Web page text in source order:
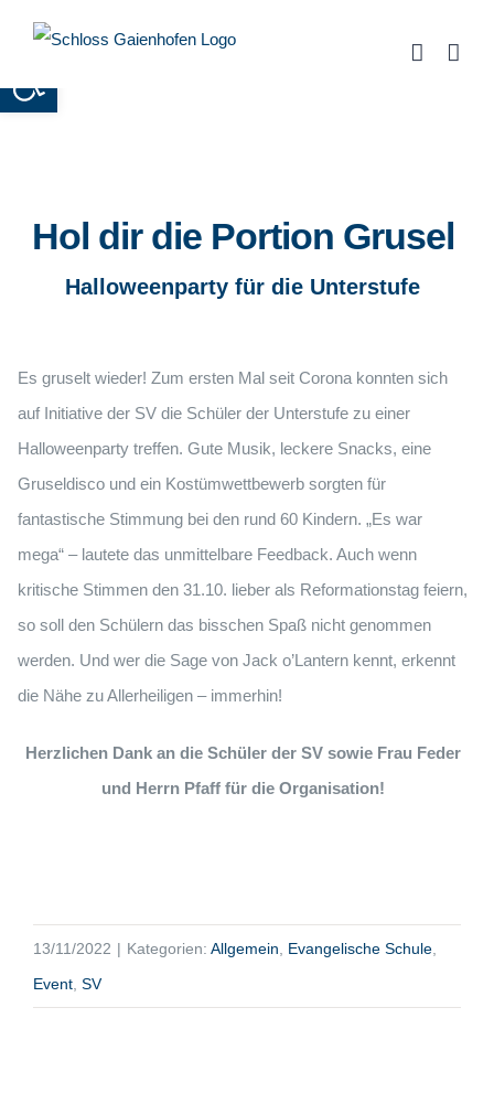
springen
Hol dir die Portion Grusel
Halloweenparty für die Unterstufe
Es gruselt wieder! Zum ersten Mal seit Corona konnten sich
auf Initiative der SV die Schüler der Unterstufe zu einer
Halloweenparty treffen. Gute Musik, leckere Snacks, eine
Gruseldisco und ein Kostümwettbewerb sorgten für
fantastische Stimmung bei den rund 60 Kindern. „Es war
mega“ – lautete das unmittelbare Feedback. Auch wenn
kritische Stimmen den 31.10. lieber als Reformationstag feiern,
so soll den Schülern das bisschen Spaß nicht genommen
werden. Und wer die Sage von Jack o’Lantern kennt, erkennt
die Nähe zu Allerheiligen – immerhin!
Herzlichen Dank an die Schüler der SV sowie Frau Feder
und Herrn Pfaff für die Organisation!
13/11/2022 | Kategorien: Allgemein Evangelische Schule
Event SV